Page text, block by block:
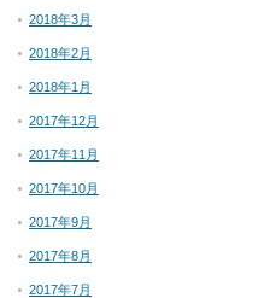
2018年3月
2018年2月
2018年1月
2017年12月
2017年11月
2017年10月
2017年9月
2017年8月
2017年7月